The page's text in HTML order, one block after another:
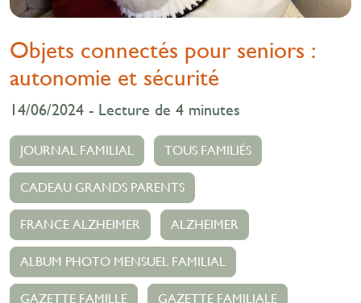
Objets connectés pour seniors :
autonomie et sécurité
14/06/2024 - Lecture de 4 minutes
JOURNAL FAMILIAL TOUS FAMILIÉS
CADEAU GRANDS PARENTS
FRANCE ALZHEIMER ALZHEIMER
ALBUM PHOTO MENSUEL FAMILIAL
GAZETTE FAMILLE GAZETTE FAMILIALE